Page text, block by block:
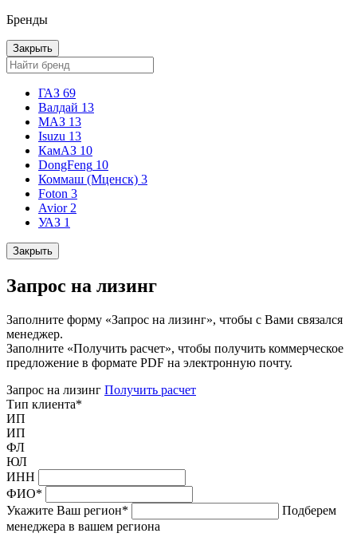
Бренды
Закрыть
ГАЗ 69
Валдай 13
МАЗ 13
Isuzu 13
КамАЗ 10
DongFeng 10
Коммаш (Мценск) 3
Foton 3
Avior 2
УАЗ 1
Закрыть
Запрос на лизинг
Заполните форму «Запрос на лизинг», чтобы с Вами связался
менеджер.
Заполните «Получить расчет», чтобы получить коммерческое
предложение в формате PDF на электронную почту.
Запрос на лизинг Получить расчет
Тип клиента*
ИП
ИП
ФЛ
ЮЛ
ИНН
ФИО*
Укажите Ваш регион*
Подберем
менеджера в вашем региона